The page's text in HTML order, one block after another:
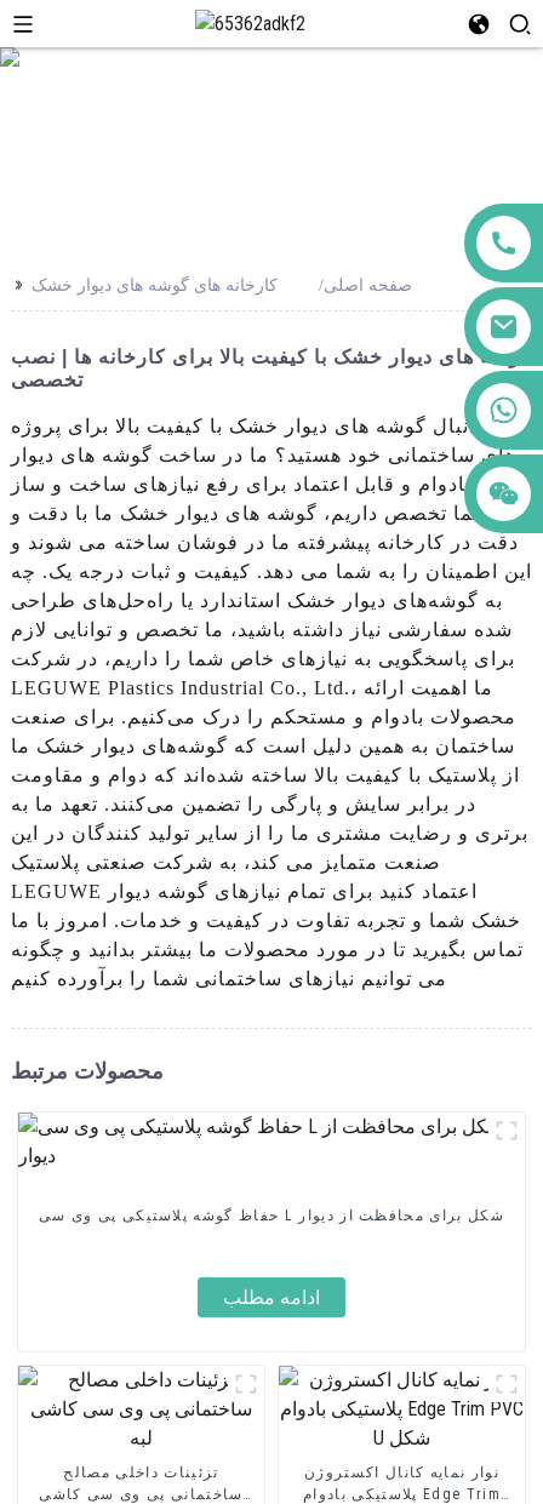
>> صفحه اصلی کارخانه های گوشه های دیوار خشک
گوشه های دیوار خشک با کیفیت بالا برای کارخانه ها | نصب
تخصصی
به دنبال گوشه های دیوار خشک با کیفیت بالا برای پروژه
های ساختمانی خود هستید؟ ما در ساخت گوشه های دیوار
خشک بادوام و قابل اعتماد برای رفع نیازهای ساخت و ساز
شما تخصص داریم، گوشه های دیوار خشک ما با دقت و
دقت در کارخانه پیشرفته ما در فوشان ساخته می شوند و
این اطمینان را به شما می دهد. کیفیت و ثبات درجه یک. چه
به گوشه‌های دیوار خشک استاندارد یا راه‌حل‌های طراحی
شده سفارشی نیاز داشته باشید، ما تخصص و توانایی لازم
برای پاسخگویی به نیازهای خاص شما را داریم، در شرکت
LEGUWE Plastics Industrial Co., Ltd.، ما اهمیت ارائه
محصولات بادوام و مستحکم را درک می‌کنیم. برای صنعت
ساختمان به همین دلیل است که گوشه‌های دیوار خشک ما
از پلاستیک با کیفیت بالا ساخته شده‌اند که دوام و مقاومت
در برابر سایش و پارگی را تضمین می‌کنند. تعهد ما به
برتری و رضایت مشتری ما را از سایر تولید کنندگان در این
صنعت متمایز می کند، به شرکت صنعتی پلاستیک
LEGUWE اعتماد کنید برای تمام نیازهای گوشه دیوار
خشک شما و تجربه تفاوت در کیفیت و خدمات. امروز با ما
تماس بگیرید تا در مورد محصولات ما بیشتر بدانید و چگونه
می توانیم نیازهای ساختمانی شما را برآورده کنیم
محصولات مرتبط
حفاظ گوشه پلاستیکی پی وی سی L شکل برای محافظت از دیوار
ادامه مطلب
تزئینات داخلی مصالح
ساختمانی پی وی سی کاشی
نوار نمایه کانال اکستروژن
پلاستیکی بادوام Edge Trim